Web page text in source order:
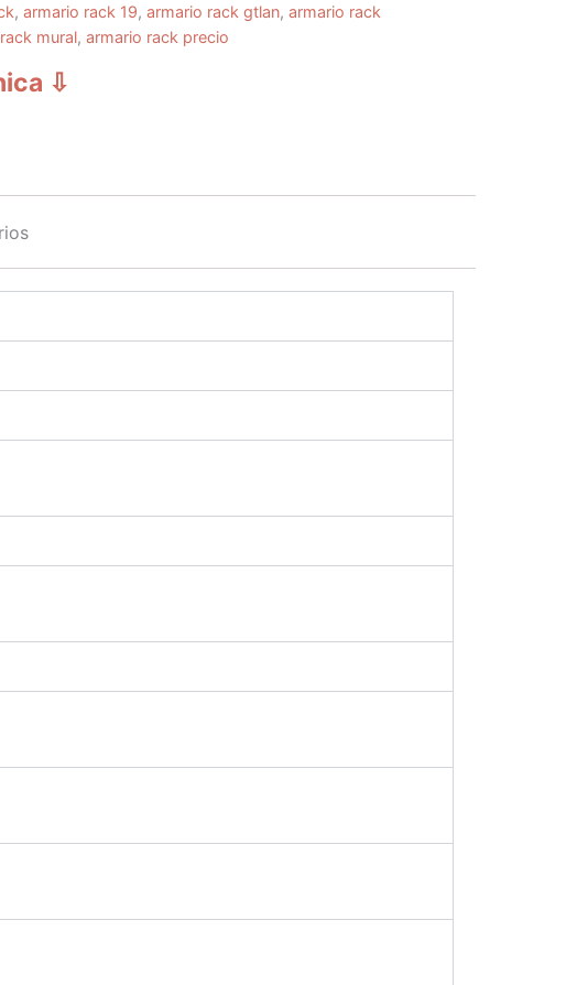
, armario rack 19, armario rack gtlan, armario rack
mural, armario rack precio
⇩